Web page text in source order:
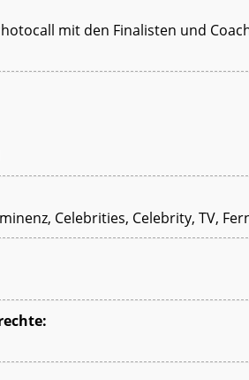
mit den Finalisten und
Celebrities, Celebrity, TV,